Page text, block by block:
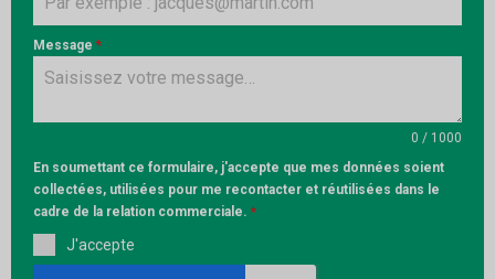
Message *
0 / 1000
En soumettant ce formulaire, j'accepte que mes données soient
collectées, utilisées pour me recontacter et réutilisées dans le
cadre de la relation commerciale. *
J'accepte